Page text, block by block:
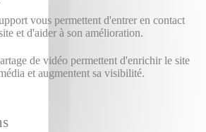
vous permettent d'entrer en contact
et d'aider à son amélioration.
de vidéo permettent d'enrichir le site
et augmentent sa visibilité.